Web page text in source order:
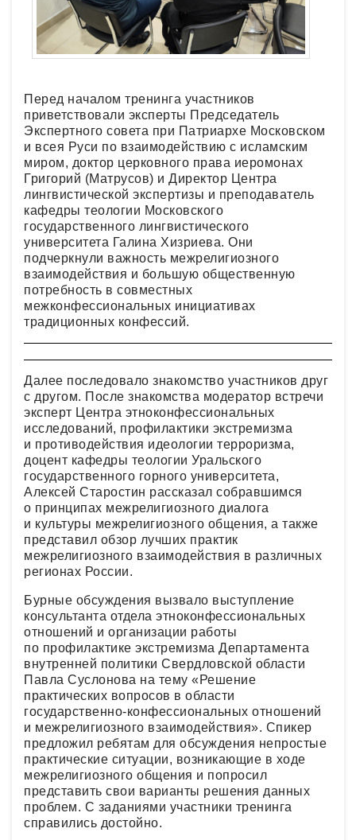
Перед началом тренинга участников
приветствовали эксперты Председатель
Экспертного совета при Патриархе Московском
и всея Руси по взаимодействию с исламским
миром, доктор церковного права иеромонах
Григорий (Матрусов) и Директор Центра
лингвистической экспертизы и преподаватель
кафедры теологии Московского
государственного лингвистического
университета Галина Хизриева. Они
подчеркнули важность межрелигиозного
взаимодействия и большую общественную
потребность в совместных
межконфессиональных инициативах
традиционных конфессий.
Далее последовало знакомство участников друг
с другом. После знакомства модератор встречи
эксперт Центра этноконфессиональных
исследований, профилактики экстремизма
и противодействия идеологии терроризма,
доцент кафедры теологии Уральского
государственного горного университета,
Алексей Старостин рассказал собравшимся
о принципах межрелигиозного диалога
и культуры межрелигиозного общения, а также
представил обзор лучших практик
межрелигиозного взаимодействия в различных
регионах России.
Бурные обсуждения вызвало выступление
консультанта отдела этноконфессиональных
отношений и организации работы
по профилактике экстремизма Департамента
внутренней политики Свердловской области
Павла Суслонова на тему «Решение
практических вопросов в области
государственно-конфессиональных отношений
и межрелигиозного взаимодействия». Спикер
предложил ребятам для обсуждения непростые
практические ситуации, возникающие в ходе
межрелигиозного общения и попросил
представить свои варианты решения данных
проблем. С заданиями участники тренинга
справились достойно.